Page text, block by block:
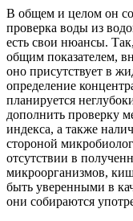
В общем и целом он
проверка воды из
есть свои нюансы.
общим показателем,
оно присутствует в
определение
планируется
дополнить проверку
индекса, а также
стороной
отсутствии в
микроорганизмов,
быть уверенными в
они собираются